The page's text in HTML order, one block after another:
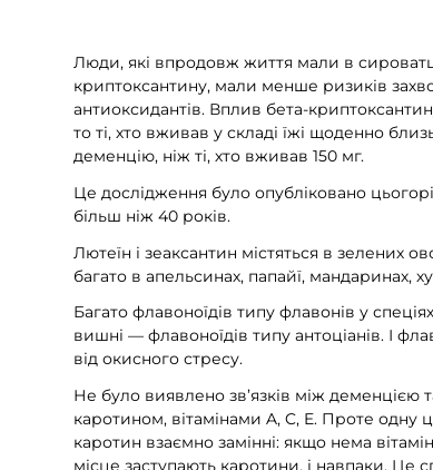
Люди, які впродовж життя мали в
криптоксантину, мали менше ризиків
антиоксидантів. Вплив бета-
то ті, хто вживав у складі їжі щоденно
деменцію, ніж ті, хто вживав 150 мг.
Це дослідження було опубліковано
більш ніж 40 років.
Лютеїн і зеаксантин містяться в зелених
багато в апельсинах, папайї, мандаринах,
Багато флавоноїдів типу флавонів у
вишні — флавоноїдів типу антоціанів. І
від окисного стресу.
Не було виявлено зв’язків між деменцією
каротином, вітамінами A, C, E. Проте одну
каротин взаємно замінні: якщо нема
місце заступають каротини, і навпаки. Це